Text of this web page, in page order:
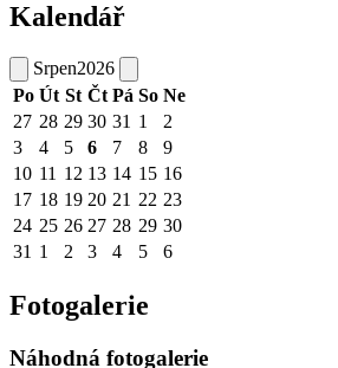
Kalendář
Srpen2026
Po Út St Čt Pá So Ne
27 28 29 30 31 1
2
3
4 5 6 7 8
9
10 11 12 13 14 15 16
17 18 19 20 21 22 23
24 25 26 27 28 29 30
31 1 2 3 4 5 6
Fotogalerie
Náhodná fotogalerie